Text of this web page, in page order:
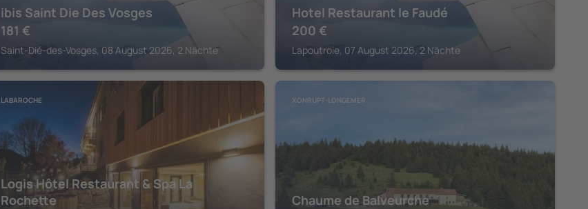
ibis Saint Die Des Vosges
181 €
Saint-Dié-des-Vosges, 08 August 2026, 2 Nächte
Hotel Restaurant le Faudé
200 €
Lapoutroie, 07 August 2026, 2 Nächte
LABAROCHE
Logis Hôtel Restaurant & Spa La
Rochette
XONRUPT-LONGEMER
Chaume de Balveurche